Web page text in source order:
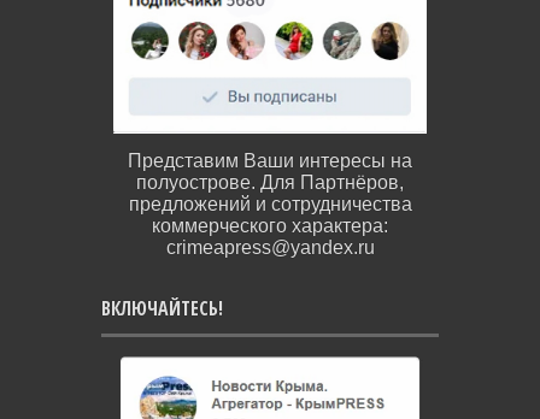
Представим Ваши интересы на
полуострове. Для Партнёров,
предложений и сотрудничества
коммерческого характера:
crimeapress@yandex.ru
ВКЛЮЧАЙТЕСЬ!